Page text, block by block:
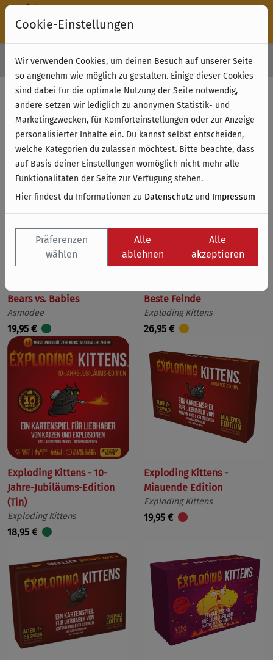
Kostenloser Versand & Retoure ab 49 € (innerhalb Deutschlands)
Filter anzeigen
Name
Bears vs. Babies
Asmodee
19,95 €
Beste Feinde
Exploding Kittens
26,95 €
Exploding Kittens - 10-
Jahre-Jubiläums-Edition
(Tin)
Exploding Kittens
18,95 €
Exploding Kittens -
Miauende Edition
Exploding Kittens
19,95 €
Cookie-Einstellungen
Wir verwenden Cookies, um deinen Besuch auf unserer Seite
so angenehm wie möglich zu gestalten. Einige dieser Cookies
sind dabei für die optimale Nutzung der Seite notwendig,
andere setzen wir lediglich zu anonymen Statistik- und
Marketingzwecken, für Komforteinstellungen oder zur Anzeige
personalisierter Inhalte ein. Du kannst selbst entscheiden,
welche Kategorien du zulassen möchtest. Bitte beachte, dass
auf Basis deiner Einstellungen womöglich nicht mehr alle
Funktionalitäten der Seite zur Verfügung stehen.
Hier findest du Informationen zu Datenschutz und Impressum
Präferenzen
wählen
Alle
ablehnen
Alle
akzeptieren